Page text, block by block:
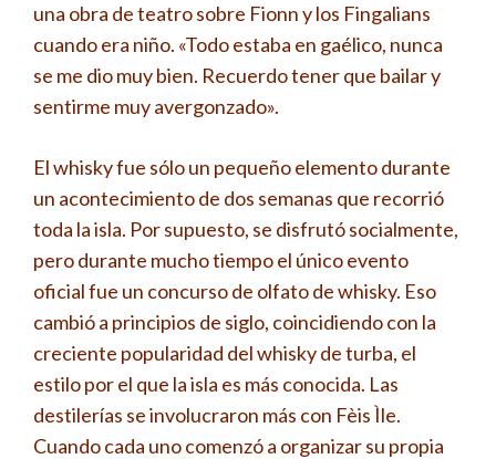
una obra de teatro sobre Fionn y los Fingalians
cuando era niño. «Todo estaba en gaélico, nunca
se me dio muy bien. Recuerdo tener que bailar y
sentirme muy avergonzado».
El whisky fue sólo un pequeño elemento durante
un acontecimiento de dos semanas que recorrió
toda la isla. Por supuesto, se disfrutó socialmente,
pero durante mucho tiempo el único evento
oficial fue un concurso de olfato de whisky. Eso
cambió a principios de siglo, coincidiendo con la
creciente popularidad del whisky de turba, el
estilo por el que la isla es más conocida. Las
destilerías se involucraron más con Fèis Ìle.
Cuando cada uno comenzó a organizar su propia